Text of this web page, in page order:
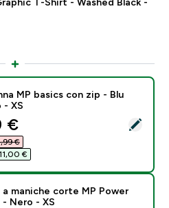
- Felpa donna MP basics
MP basics con zip - Blu
- XS
price
€‎
€‎
€‎
maniche corte MP Power
- Nero - XS